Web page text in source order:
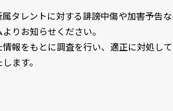
タレントに対する誹謗中傷や加害予告
りお知らせください。
報をもとに調査を行い、適正に対処して
ます。